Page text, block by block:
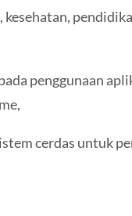
penggunaan
cerdas untuk